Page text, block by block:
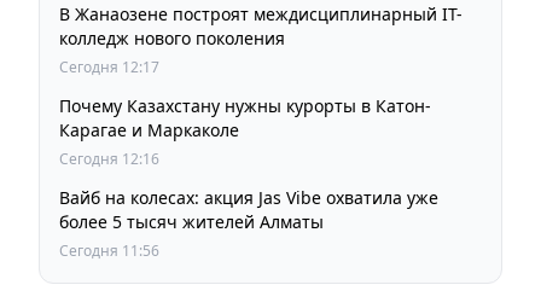
В Жанаозене построят междисциплинарный IT-
колледж нового поколения
Сегодня 12:17
Почему Казахстану нужны курорты в Катон-
Карагае и Маркаколе
Сегодня 12:16
Вайб на колесах: акция Jas Vibe охватила уже
более 5 тысяч жителей Алматы
Сегодня 11:56